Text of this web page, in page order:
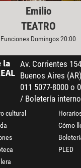
Emilio
TEATRO
Funciones Domingos 20:00
la
Av. Corrientes
Buenos Aires
011 5077-8000 o
/ Boletería
cultural
Cómo
PLED